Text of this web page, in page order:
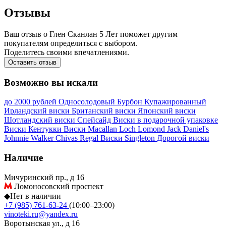
Отзывы
Ваш отзыв о Глен Сканлан 5 Лет поможет другим
покупателям определиться с выбором.
Поделитесь своими впечатлениями.
Оставить отзыв
Возможно вы искали
до 2000 рублей Односолодовый Бурбон Купажированный
Ирландский виски Британский виски Японский виски
Шотландский виски Спейсайд Виски в подарочной упаковке
Виски Кентукки Виски Macallan Loch Lomond Jack Daniel's
Johnnie WalkerChivas Regal Виски Singleton Дорогой виски
Наличие
Мичуринский пр., д 16
Ломоносовский проспект
◆Нет в наличии
+7 (985) 761-63-24 (10:00–23:00)
vinoteki.ru@yandex.ru
Воротынская ул., д 16